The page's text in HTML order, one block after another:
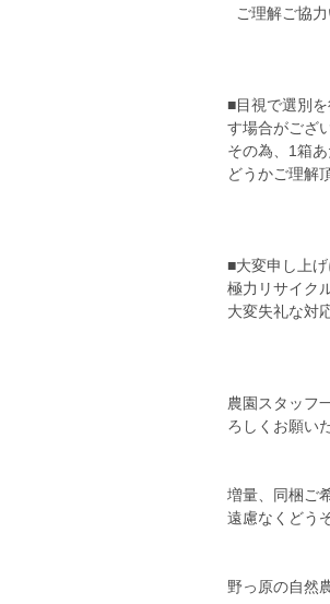
ご理解ご協力
■目視で選別
す場合がござ
その為、1箱
どうかご理解
■大変申し上
極力リサイク
大変失礼な対
農園スタッフ
ろしくお願い
増量、同梱ご
遠慮なくどう
野っ原の自然